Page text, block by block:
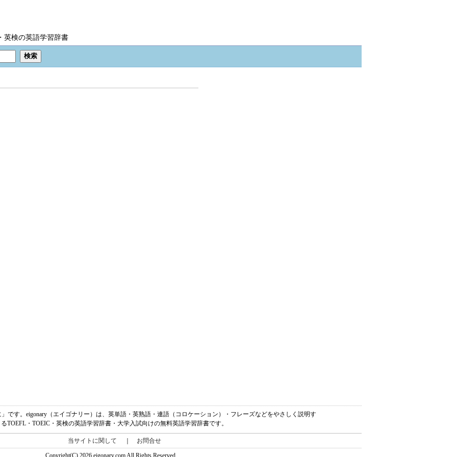
英検の英語学習辞書
」です。eigonary（エイゴナリー）は、英単語・英熟語・連語（コロケーション）・フレーズなどをやさしく説明す
るTOEFL・TOEIC・英検の英語学習辞書・大学入試向けの無料英語学習辞書です。
当サイトに関して お問合せ
Copyright(C) 2026 eigonary.com All Rights Reserved.